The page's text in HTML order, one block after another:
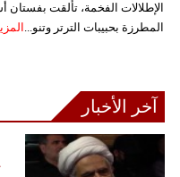
الإطلالات الفخمة، تألقت
المطرزة بحبيبات الترتر وتنو...
آخر الأخبار